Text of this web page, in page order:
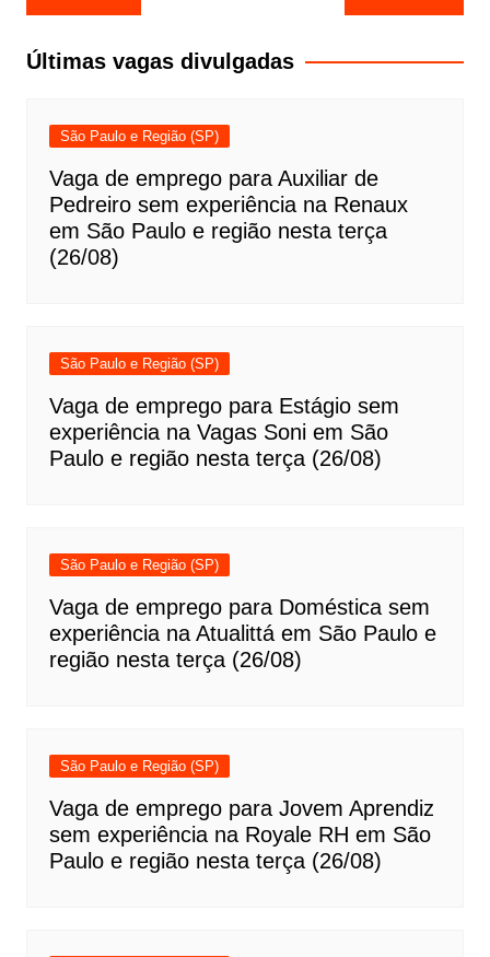
de
Post
Últimas vagas divulgadas
São Paulo e Região (SP)
Vaga de emprego para Auxiliar de
Pedreiro sem experiência na Renaux
em São Paulo e região nesta terça
(26/08)
São Paulo e Região (SP)
Vaga de emprego para Estágio sem
experiência na Vagas Soni em São
Paulo e região nesta terça (26/08)
São Paulo e Região (SP)
Vaga de emprego para Doméstica sem
experiência na Atualittá em São Paulo e
região nesta terça (26/08)
São Paulo e Região (SP)
Vaga de emprego para Jovem Aprendiz
sem experiência na Royale RH em São
Paulo e região nesta terça (26/08)